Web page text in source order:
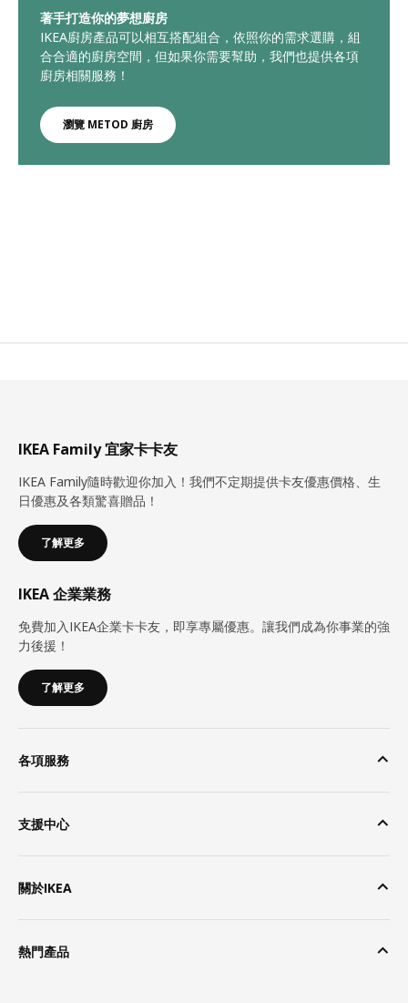
著手打造你的夢想廚房
IKEA廚房產品可以相互搭配組合，依照你的需求選購，組
合合適的廚房空間，但如果你需要幫助，我們也提供各項
廚房相關服務！
瀏覽 METOD 廚房
IKEA Family 宜家卡卡友
IKEA Family隨時歡迎你加入！我們不定期提供卡友優惠價格、生
日優惠及各類驚喜贈品！
了解更多
IKEA 企業業務
免費加入IKEA企業卡卡友，即享專屬優惠。讓我們成為你事業的強
力後援！
了解更多
各項服務
支援中心
關於IKEA
熱門產品